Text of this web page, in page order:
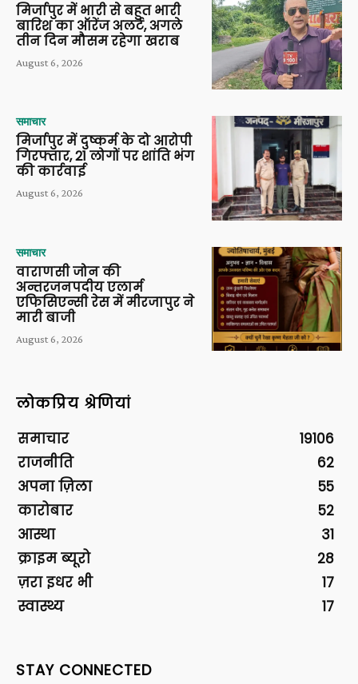
मिर्जापुर में भारी से बहुत भारी
बारिश का ऑरेंज अलर्ट, अगले
तीन दिन मौसम रहेगा खराब
August 6, 2026
समाचार
मिर्जापुर में दुष्कर्म के दो आरोपी
गिरफ्तार, 21 लोगों पर शांति भंग
की कार्रवाई
August 6, 2026
समाचार
वाराणसी जोन की
अन्तरजनपदीय एलार्म
एफिसिएन्सी रेस में मीरजापुर ने
मारी बाजी
August 6, 2026
लोकप्रिय श्रेणियां
समाचार
19106
राजनीति
62
अपना ज़िला
55
कारोबार
52
आस्था
31
क्राइम ब्यूरो
28
ज़रा इधर भी
17
स्वास्थ्य
17
STAY CONNECTED